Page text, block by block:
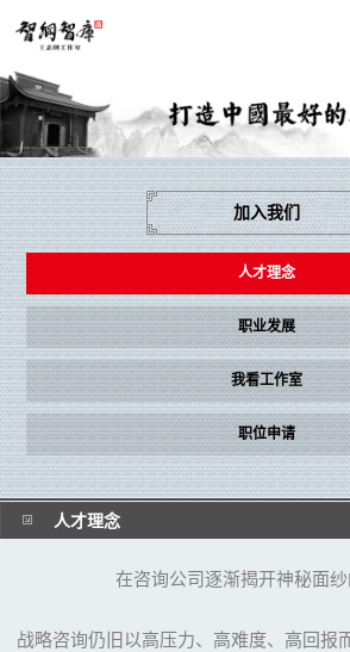
加入我们
人才理念
职业发展
我看工作室
职位申请
人才理念
在咨询公司逐渐揭开神秘面纱
战略咨询仍旧以高压力、 高难度、高回报